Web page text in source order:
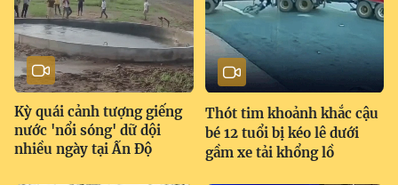
Kỳ quái cảnh tượng giếng
nước 'nổi sóng' dữ dội
nhiều ngày tại Ấn Độ
Thót tim khoảnh khắc cậu
bé 12 tuổi bị kéo lê dưới
gầm xe tải khổng lồ